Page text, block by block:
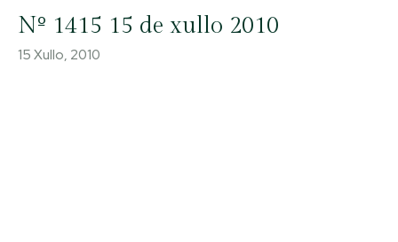
Nº 1415 15 de xullo 2010
15 Xullo, 2010